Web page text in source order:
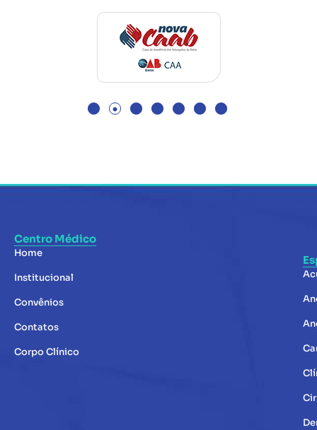
Centro Médico
Home
Institucional
Convênios
Contatos
Corpo Clínico